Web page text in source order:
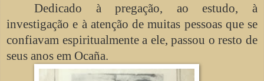
Dedicado à pregação, ao estudo, à
investigação e à atenção de muitas pessoas que se
confiavam espiritualmente a ele, passou o resto de
seus anos em Ocaña.